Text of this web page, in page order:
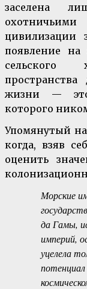
заселена
цивилизации
появление на
сельского
жизни — это
которого
Упомянутый
когда, взяв
оценить
Морские
да Гамы,
империй,
уцелела
потенциал